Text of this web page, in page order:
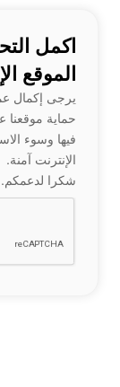
اكمل
الموقع
يرجى إكمال
حماية موقعنا
فيها وسوء
الإنترنت آمنة.
شكرا لدعمكم.